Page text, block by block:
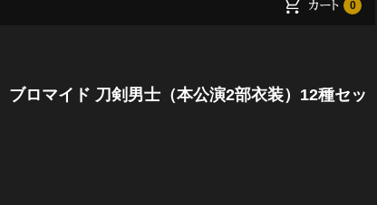
なる夜半の寝ざめ
カート 0
ブロマイド 刀剣男士（本公演2部衣装）12種セッ